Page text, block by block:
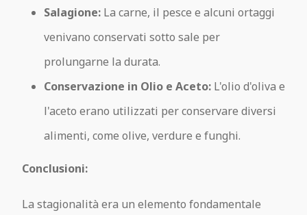
Salagione: La carne, il pesce e alcuni ortaggi
venivano conservati sotto sale per
prolungarne la durata.
Conservazione in Olio e Aceto: L'olio d'oliva e
l'aceto erano utilizzati per conservare diversi
alimenti, come olive, verdure e funghi.
Conclusioni:
La stagionalità era un elemento fondamentale